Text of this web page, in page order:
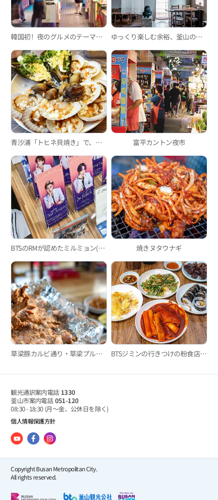
韓国初！夜のグルメのテーマパーク、富平カントン夜市 ゆっくり楽しむ余裕、釜山の韓屋カフェ3選
青沙浦「トヒネ貝焼き」で、口の中に広がる新鮮な海の香りを満喫 富平カントン夜市
BTSのRMが認めたミルミョン(小麦冷麵)の人気店、「東莱ミルミョン(小麦冷麵)」 焼きヌタウナギ
草梁豚カルビ通り・草梁プルゴギ通り BTSジミンの行きつけの粉食店がある場所、「書洞迷路市場」
観光通訳案内電話 1330
釜山市案内電話051-120
08:30 - 18:30 (月～金、公休日を除く)
個人情報保護方針
Copyright Busan Metropolitan City.
All rights reserved.